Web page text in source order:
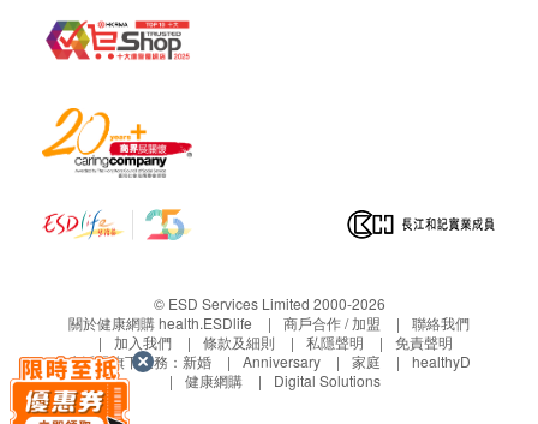
貧血檢查
平均容量
平均血色素
平均血色素濃度
紅血球
白血球
淋巴白血球
單核白血球
嗜酸性白血球
嗜鹼性白血球
血抹片
有關此服務/產品的錯漏或延誤，或因使用此服務/
網購health.ESDlife概不負責。一切有關的索償或
查詢，須向提供服務之體檢中心或商戶提出。
© ESD Services Limited 2000-2026
關於健康網購 health.ESDlife
商戶合作 / 加盟
聯絡我們
加入我們
條款及細則 私隱聲明
免責聲明
生活易旗下業務： 新婚 Anniversary 家庭
healthyD
健康網購
Digital Solutions